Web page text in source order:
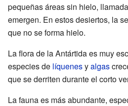
pequeñas áreas sin hielo,
emergen. En estos desiertos, la
que no se forma hielo.
La flora de la Antártida es muy
especies de líquenesyalgas
que se derriten durante el corto
La fauna es más abundante,